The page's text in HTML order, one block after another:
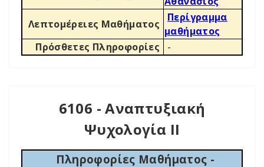
Λεπτομέρειες Μαθήματος
Περίγραμμα
μαθήματος
Πρόσθετες Πληροφορίες
-
6106 - Αναπτυξιακή
Ψυχολογία ΙΙ
Πληροφορίες Μαθήματος -